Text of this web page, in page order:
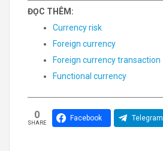
ĐỌC THÊM:
Currency risk
Foreign currency
Foreign currency transaction
Functional currency
0
SHARE
Facebook Telegram